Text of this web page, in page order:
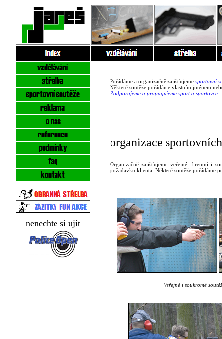
Pořádáme a organizačně zajišťujeme sportovní
Některé soutěže pořádáme vlastním jménem
Podporujeme a propagujeme sport a sportovce
organizace
Organizačně zajišťujeme veřejné, firemní i
požadavku klienta. Některé soutěže pořádáme
Veřejné i soukromé
nenechte si ujít